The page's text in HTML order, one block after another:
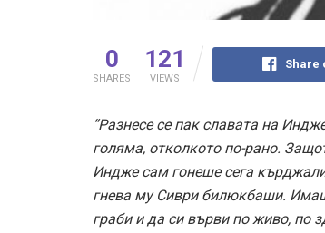
0
SHARES
121
VIEWS
Share
“Разнесе се пак славата на
голяма, отколкото по-рано.
Индже сам гонеше сега
гнева му Сиври билюкбаши.
граби и да си върви по живо, по